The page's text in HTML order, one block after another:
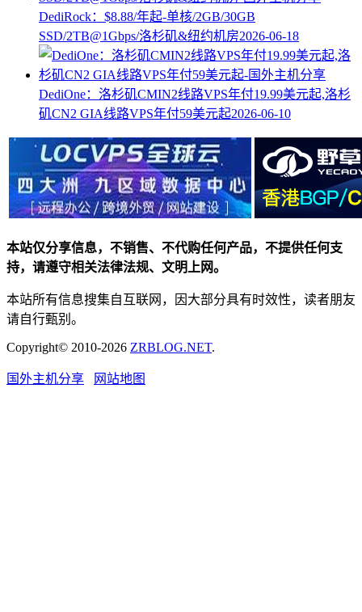
DediRock：$8.88/年起-单核/2GB/30GB
SSD/2TB@1Gbps/洛杉矶&纽约机房2026-06-18
DediOne：洛杉矶CMIN2线路VPS年付19.99美元起,洛杉
矶CN2 GIA线路VPS年付59美元起2026-06-10
本站仅分享信息，不销售、不代购任何产品，不提供任何支
持，请遵守相关法律法规、文明上网。
本站所有信息搜集自互联网，因大部分具有时效性，读者朋友
请自行甄别。
Copyright© 2010-2026 ZRBLOG.NET.
国外主机分享 网站地图